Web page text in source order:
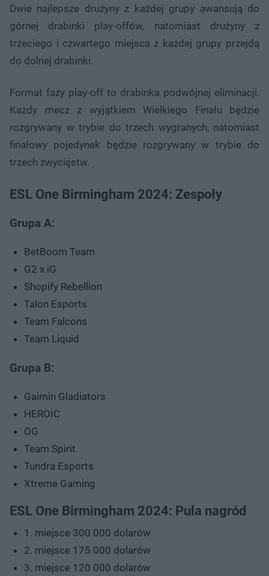
Dwie najlepsze drużyny z każdej grupy awansują do
górnej drabinki play-offów, natomiast drużyny z
trzeciego i czwartego miejsca z każdej grupy przejdą
do dolnej drabinki.
Format fazy play-off to drabinka podwójnej eliminacji.
Każdy mecz z wyjątkiem Wielkiego Finału będzie
rozgrywany w trybie do trzech wygranych, natomiast
finałowy pojedynek będzie rozgrywany w trybie do
trzech zwycięstw.
ESL One Birmingham 2024: Zespoły
Grupa A:
BetBoom Team
G2 x iG
Shopify Rebellion
Talon Esports
Team Falcons
Team Liquid
Grupa B:
Gaimin Gladiators
HEROIC
OG
Team Spirit
Tundra Esports
Xtreme Gaming
ESL One Birmingham 2024: Pula nagród
1. miejsce 300 000 dolarów
2. miejsce 175 000 dolarów
3. miejsce 120 000 dolarów